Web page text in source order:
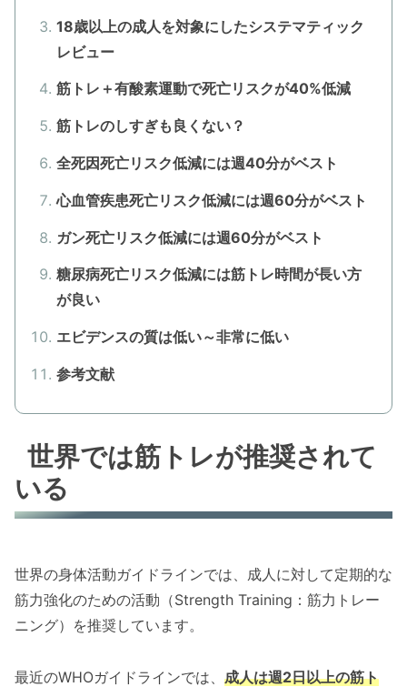
18歳以上の成人を対象にしたシステマティック
レビュー
筋トレ＋有酸素運動で死亡リスクが40%低減
筋トレのしすぎも良くない？
全死因死亡リスク低減には週40分がベスト
心血管疾患死亡リスク低減には週60分がベスト
ガン死亡リスク低減には週60分がベスト
糖尿病死亡リスク低減には筋トレ時間が長い方
が良い
エビデンスの質は低い～非常に低い
参考文献
世界では筋トレが推奨されて
いる
世界の身体活動ガイドラインでは、成人に対して定期的な
筋力強化のための活動（Strength Training：筋力トレー
ニング）を推奨しています。
最近のWHOガイドラインでは、 成人は週2日以上の筋ト